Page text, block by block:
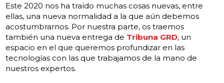
Este 2020 nos ha traído muchas cosas nuevas, entre
ellas, una nueva normalidad a la que aún debemos
acostumbrarnos. Por nuestra parte, os traemos
también una nueva entrega de Tribuna GRD, un
espacio en el que queremos profundizar en las
tecnologías con las que trabajamos de la mano de
nuestros expertos.